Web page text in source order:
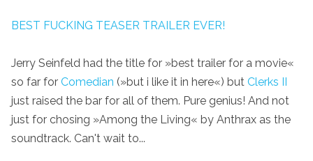
BEST FUCKING TEASER TRAILER EVER!
Jerry Seinfeld had the title for »best trailer for a movie«
so far for Comedian (»but i like it in here«) but Clerks II
just raised the bar for all of them. Pure genius! And not
just for chosing »Among the Living« by Anthrax as the
soundtrack. Can't wait to...